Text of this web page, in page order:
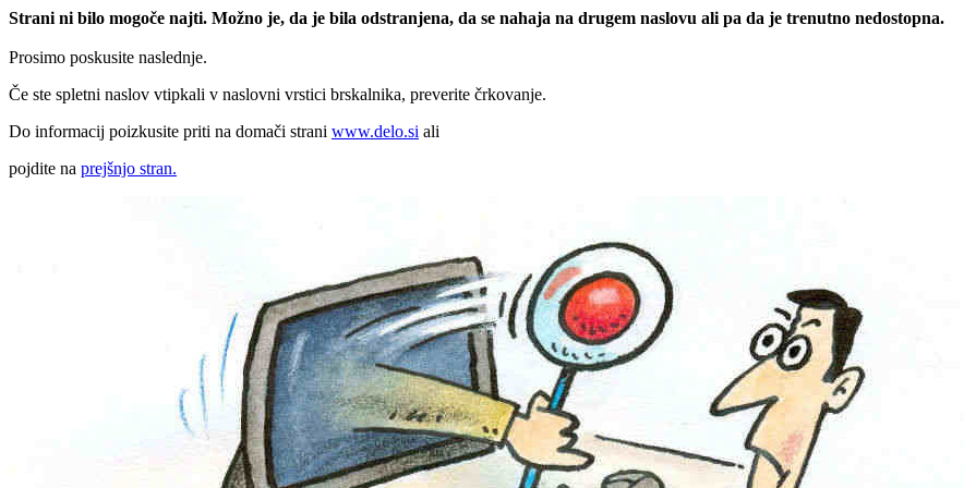
Strani ni bilo mogoče najti. Možno je, da je bila odstranjena, da se nahaja na drugem naslovu ali pa da je trenutno nedostopna.
Prosimo poskusite naslednje.
Če ste spletni naslov vtipkali v naslovni vrstici brskalnika, preverite črkovanje.
Do informacij poizkusite priti na domači strani www.delo.si ali
pojdite na prejšnjo stran.